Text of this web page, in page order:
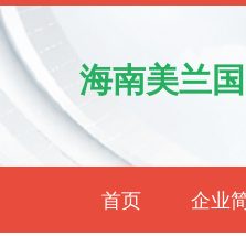
海南美兰
首页 企业